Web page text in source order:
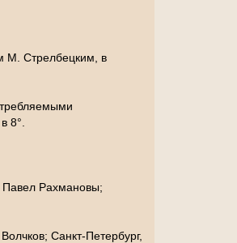
М. Стрелбецким, в
8°.
Павел Рахмановы;
Санкт-Петербург,